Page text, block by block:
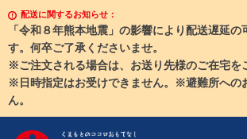
配送に関するお知らせ：
「令和８年熊本地震」の影響により配送遅延の
す。何卒ご了承くださいませ。
※ご注文される場合は、お送り先様のご在宅を
※日時指定はお受けできません。※避難所への
ん。